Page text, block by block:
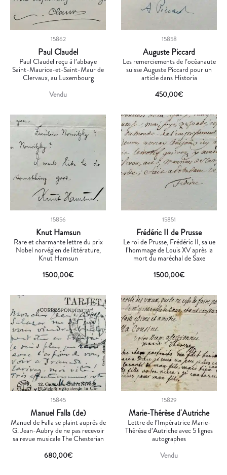
15862
Paul Claudel
Paul Claudel reçu à l’abbaye
Saint-Maurice-et-Saint-Maur de
Clervaux, au Luxembourg
Vendu
15858
Auguste Piccard
Les remerciements de l’océanaute
suisse Auguste Piccard pour un
article dans Historia
450,00€
15856
Knut Hamsun
Rare et charmante lettre du prix
Nobel norvégien de littérature,
Knut Hamsun
1500,00€
15851
Frédéric II de Prusse
Le roi de Prusse, Frédéric II, salue
l’hommage de Louis XV après la
mort du maréchal de Saxe
1500,00€
15845
Manuel Falla (de)
Manuel de Falla se plaint auprès de
G. Jean-Aubry de ne pas recevoir
sa revue musicale The Chesterian
680,00€
15829
Marie-Thérèse d'Autriche
Lettre de l’Impératrice Marie-
Thérèse d’Autriche avec 5 lignes
autographes
Vendu